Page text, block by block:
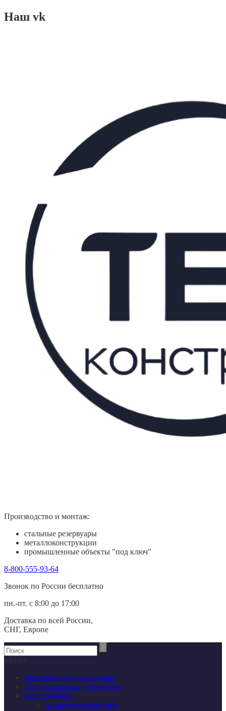
Наш vk
Производство и монтаж:
стальные резервуары
металлоконструкции
промышленные объекты "под ключ"
8-800-555-93-64
Звонок по России беcплатно
пн.-пт. с 8:00 до 17:00
Доставка по всей России,
СНГ, Европе
Вертикальные резервуары
Горизонтальные резервуары
Оборудование
Аппараты емкостные